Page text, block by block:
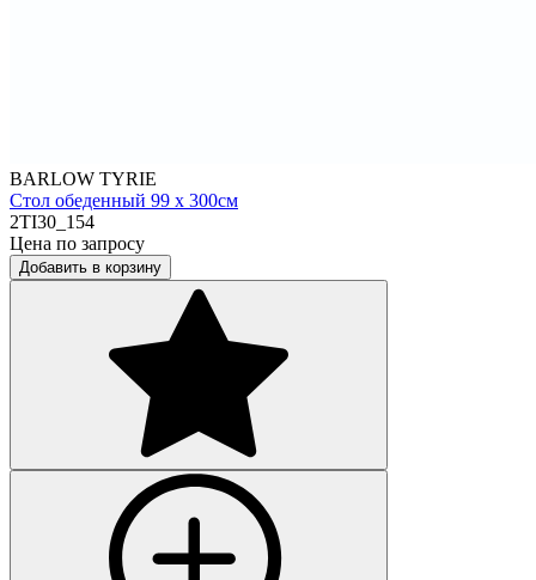
BARLOW TYRIE
Стол обеденный 99 х 300см
2TI30_154
Цена по запросу
Добавить в корзину